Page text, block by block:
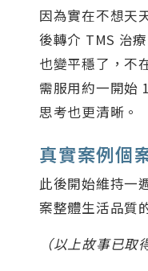
因為實在不想天
後轉介 TMS 治
也變平穩了，不
需服用約一開始
思考也更清晰。
真實案例個
此後開始維持一
案整體生活品質
（以上故事已